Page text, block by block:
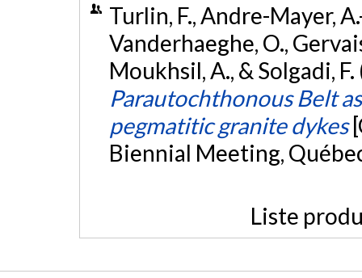
Turlin, F., Andre-Mayer,
Vanderhaeghe, O.,
Moukhsil, A., & Solgadi,
Parautochthonous Belt
pegmatitic granite dykes
Biennial Meeting,
Liste